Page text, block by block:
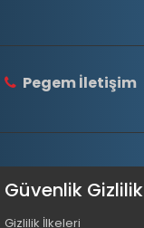
Pegem İletişim
Güvenlik Gizlilik
Gizlilik İlkeleri